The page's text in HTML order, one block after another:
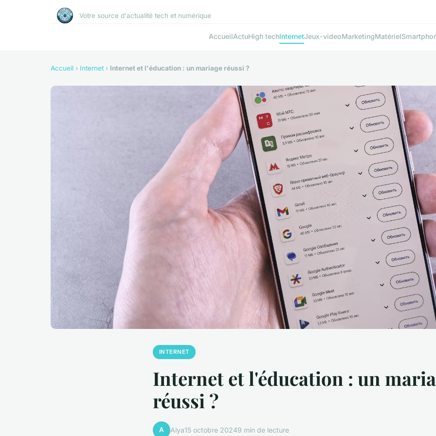
Votre source d'actualité tech et numérique
AccueilActuHigh techInternetJeux-videoMarketingMatériel
Accueil › Internet › Internet et l'éducation : un mariage réussi ?
INTERNET
Internet et l'éducation : un
réussi ?
A Alya15 octobre 20249 min de lecture